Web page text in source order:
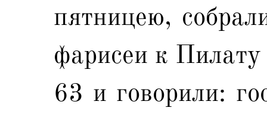
пятницею,
фарисеи к Пилату
63 и говорили: